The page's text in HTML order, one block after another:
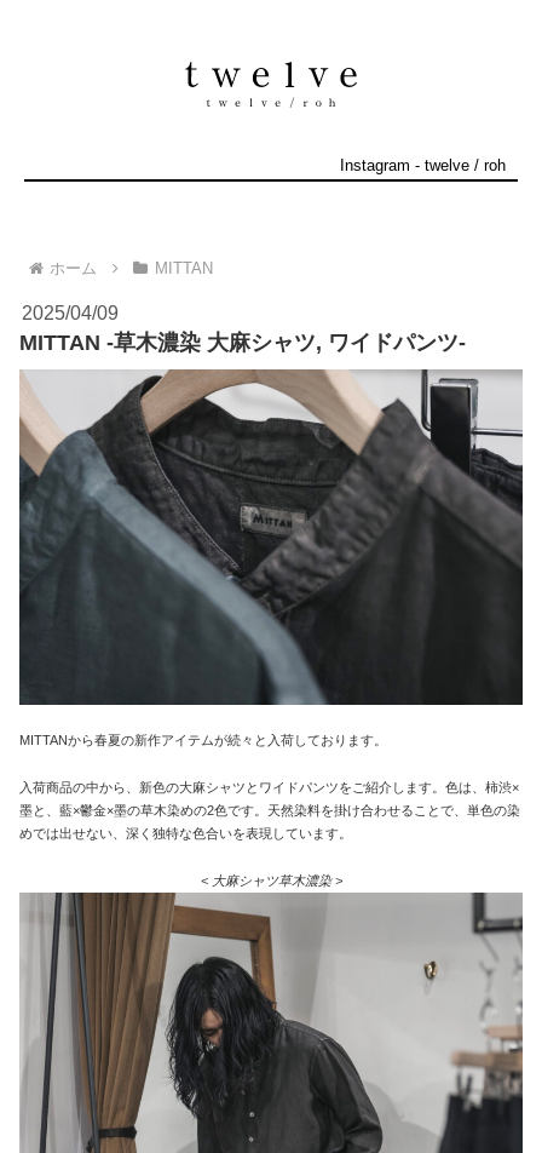
Instagram - twelve / roh
ホーム MITTAN
2025/04/09
MITTAN -草木濃染 大麻シャツ, ワイドパンツ-
MITTANから春夏の新作アイテムが続々と入荷しております。
入荷商品の中から、新色の大麻シャツとワイドパンツをご紹介します。色は、柿渋×
墨と、藍×鬱金×墨の草木染めの2色です。天然染料を掛け合わせることで、単色の染
めでは出せない、深く独特な色合いを表現しています。
< 大麻シャツ草木濃染 >